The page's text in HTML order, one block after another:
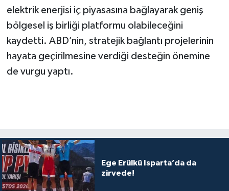
elektrik enerjisi iç piyasasına bağlayarak geniş
bölgesel iş birliği platformu olabileceğini
kaydetti. ABD’nin, stratejik bağlantı projelerinin
hayata geçirilmesine verdiği desteğin önemine
de vurgu yaptı.
Ege Erülkü Isparta’da da
zirvede!